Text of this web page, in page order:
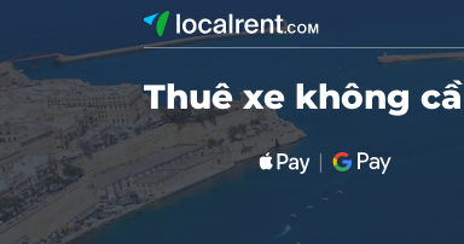
Thuê xe không